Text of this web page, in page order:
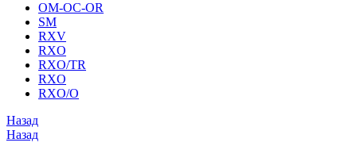
OM-OC-OR
SM
RXV
RXO
RXO/TR
RXO
RXO/O
Назад
Назад